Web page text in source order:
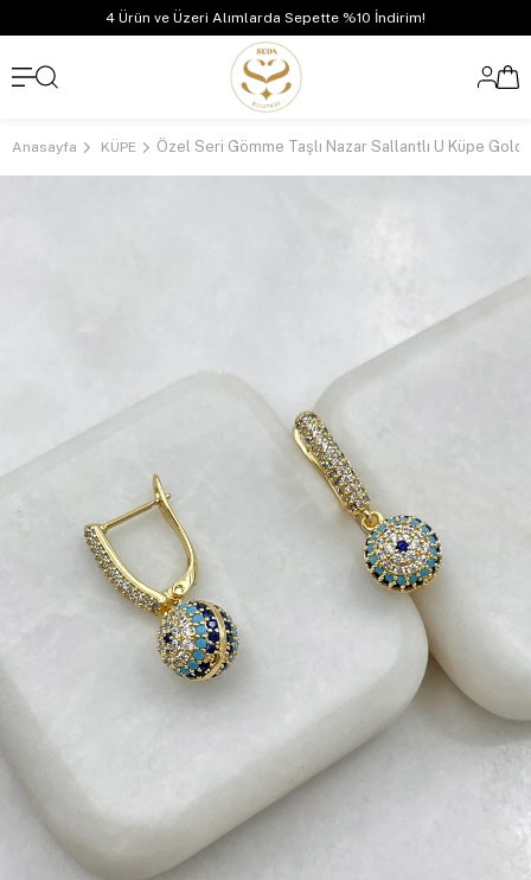
4 Ürün ve Üzeri Alımlarda Sepette %10 İndirim!
Anasayfa KÜPE Özel Seri Gömme Taşlı Nazar Sallantlı U Küpe Gold